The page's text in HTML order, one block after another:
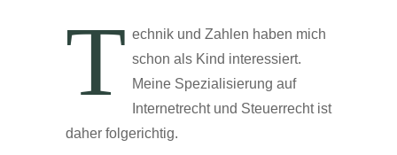
T echnik und Zahlen haben mich
schon als Kind interessiert.
Meine Spezialisierung auf
Internetrecht und Steuerrecht ist
daher folgerichtig.